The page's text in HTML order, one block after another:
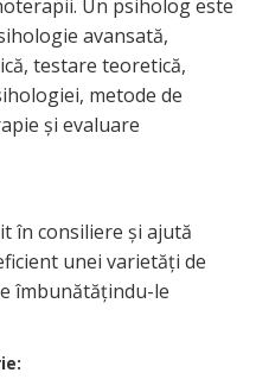
Un psiholog este
avansată,
testare teoretică,
metode de
şi evaluare
în consiliere şi ajută
unei varietăţi de
îmbunătăţindu-le